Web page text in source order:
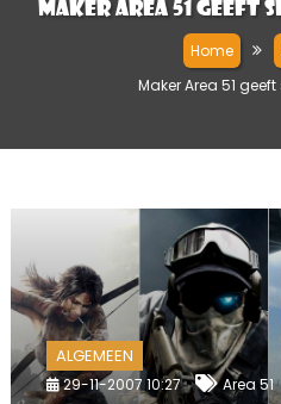
Maker Area 51
Home
Maker Area 51
ALGEMEEN
29-11-2007 10:27 Area 51